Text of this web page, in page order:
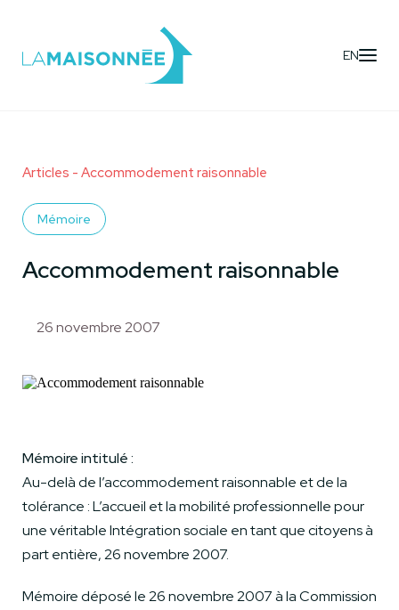
EN
Articles - Accommodement raisonnable
Mémoire
Accommodement raisonnable
26 novembre 2007
Mémoire intitulé :
Au-delà de l’accommodement raisonnable et de la
tolérance : L’accueil et la mobilité professionnelle pour
une véritable Intégration sociale en tant que citoyens à
part entière, 26 novembre 2007.
Mémoire déposé le 26 novembre 2007 à la Commission